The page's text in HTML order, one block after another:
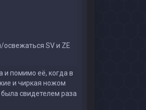
SV и ZE
и помимо её, когда в
и чиркая ножом
свидетелем раза